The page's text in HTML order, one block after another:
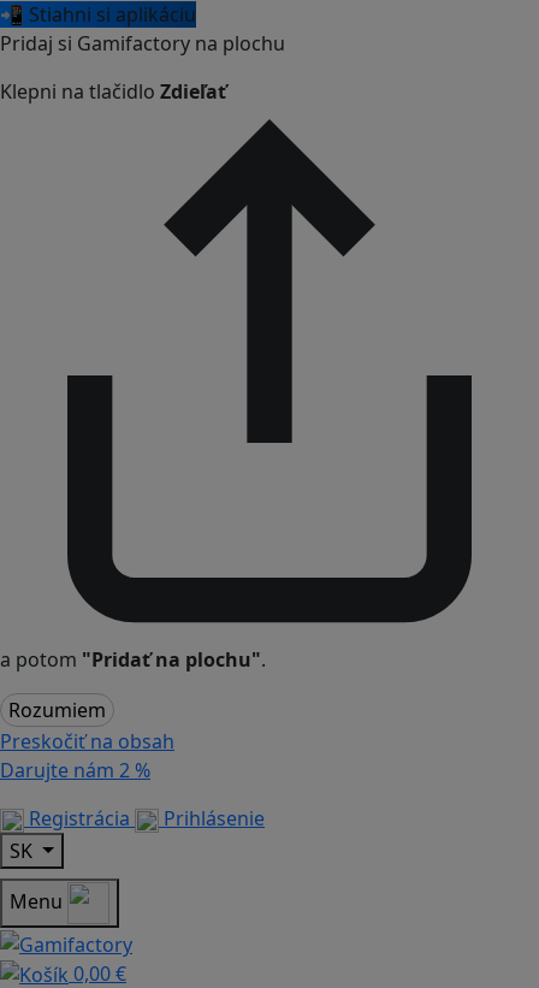
📲 Stiahni si aplikáciu
Pridaj si Gamifactory na plochu
Klepni na tlačidlo Zdieľať
a potom "Pridať na plochu".
Rozumiem
Preskočiť na obsah
Darujte nám 2 %
Registrácia
Prihlásenie
SK
Menu
0,00 €